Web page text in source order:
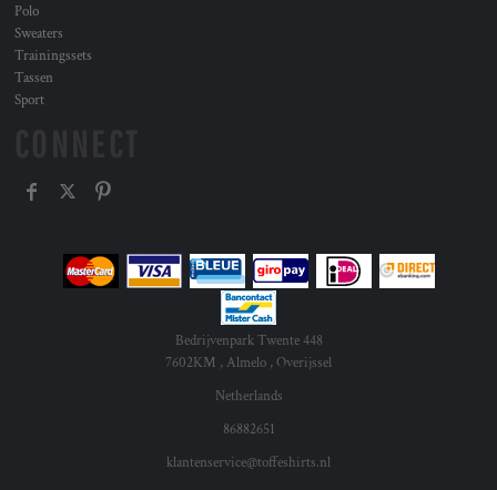
Polo
Sweaters
Trainingssets
Tassen
Sport
Bedrijvenpark Twente 448
7602KM , Almelo , Overijssel
Netherlands
86882651
klantenservice@toffeshirts.nl